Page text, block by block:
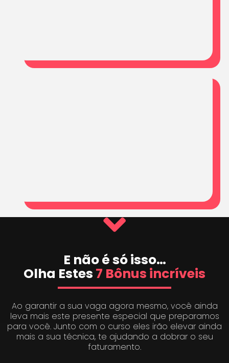
E não é só isso…
Olha Estes 7 Bônus incríveis
Ao garantir a sua vaga agora mesmo, você ainda
leva mais este presente especial que preparamos
para você. Junto com o curso eles irão elevar ainda
mais a sua técnica, te ajudando a dobrar o seu
faturamento.